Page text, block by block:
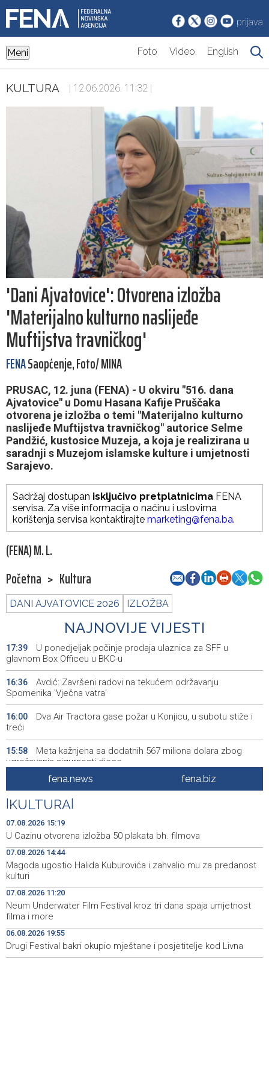
prijava
Meni Foto Video English
KULTURA | 12.06.2026. 11:32 |
'Dani Ajvatovice': Otvorena izložba
'Materijalno kulturno naslijeđe
Muftijstva travničkog'
FENASaopćenje, Foto/ MINA
PRUSAC, 12. juna (FENA) - U okviru "516. dana
Ajvatovice" u Domu Hasana Kafije Pruščaka
otvorena je izložba o temi "Materijalno kulturno
naslijeđe Muftijstva travničkog" autorice Selme
Pandžić, kustosice Muzeja, a koja je realizirana u
saradnji s Muzejom islamske kulture i umjetnosti
Sarajevo.
Sadržaj dostupan isključivo pretplatnicima FENA
servisa. Za više informacija o načinu i uslovima
korištenja servisa kontaktirajte marketing@fena.ba.
(FENA) M. L.
Početna > Kultura
DANI AJVATOVICE 2026 IZLOŽBA
NAJNOVIJE VIJESTI
17:39
U ponedjeljak počinje prodaja ulaznica za SFF u
glavnom Box Officeu u BKC-u
16:36
Avdić: Završeni radovi na tekućem održavanju
Spomenika 'Vječna vatra'
16:00
Dva Air Tractora gase požar u Konjicu, u subotu stiže i
treći
15:58
Meta kažnjena sa dodatnih 567 miliona dolara zbog
ugrožavanja sigurnosti djece
Privredna Banka Sarajevo ušla u sastav indeksa SASX-
10 umjesto Rudnika Soli Tuzla
15:46
Oko 150 izlagača stiže u Gradačac na 53. Međunarodni
sajam šljive
15:44
Španija postavila ultimatum Italiji da ukine granične
kontrole
15:42
Goražde residents protest over repeated water
15:31
Dani dijaspore Travnik 2026: Održan susret
gospodarstvenika
15:27 Priopćenje za javnost Naše stranke Mostar
fena.news fena.biz
KULTURA
07.08.2026 15:19
U Cazinu otvorena izložba 50 plakata bh. filmova
07.08.2026 14:44
Magoda ugostio Halida Kuburovića i zahvalio mu za predanost
kulturi
07.08.2026 11:20
Neum Underwater Film Festival kroz tri dana spaja umjetnost
filma i more
06.08.2026 19:55
Drugi Festival bakri okupio mještane i posjetitelje kod Livna